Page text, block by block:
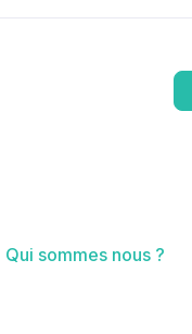
Qui sommes nous ?